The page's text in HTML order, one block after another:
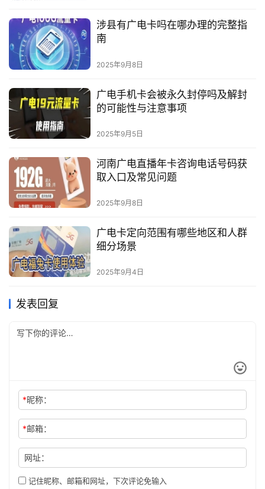
涉县有广电卡吗在哪办理的完整指
南
2025年9月8日
广电手机卡会被永久封停吗及解封
的可能性与注意事项
2025年9月5日
河南广电直播年卡咨询电话号码获
取入口及常见问题
2025年9月8日
广电卡定向范围有哪些地区和人群
细分场景
2025年9月4日
发表回复
*昵称：
*邮箱：
网址：
记住昵称、邮箱和网址，下次评论免输入